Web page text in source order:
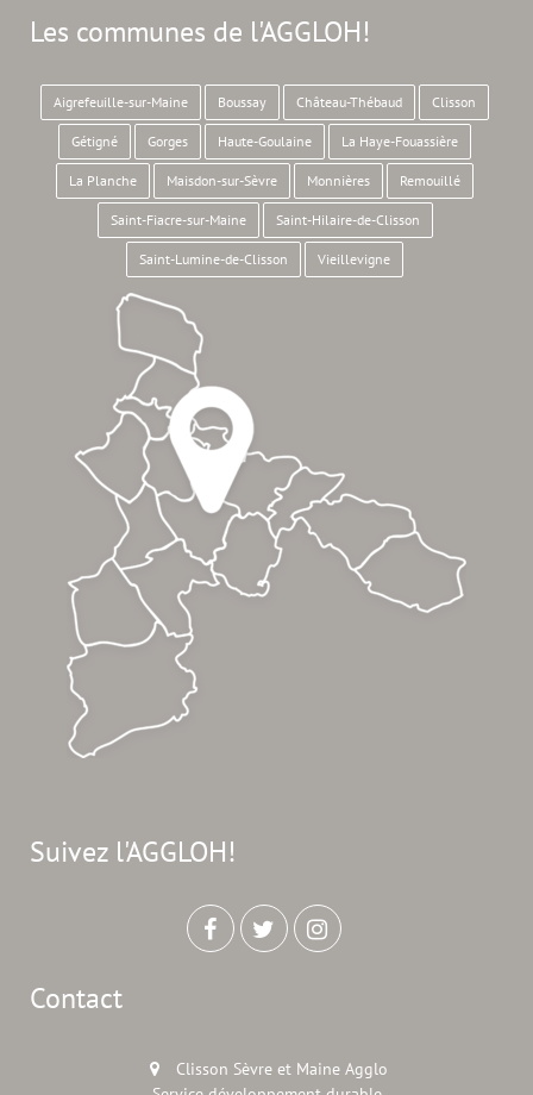
Les communes de l'AGGLOH!
Aigrefeuille-sur-Maine Boussay Château-Thébaud Clisson
Gétigné Gorges Haute-Goulaine La Haye-Fouassière
La Planche Maisdon-sur-Sèvre Monnières Remouillé
Saint-Fiacre-sur-Maine Saint-Hilaire-de-Clisson
Saint-Lumine-de-Clisson Vieillevigne
Suivez l'AGGLOH!
Contact
Clisson Sèvre et Maine Agglo